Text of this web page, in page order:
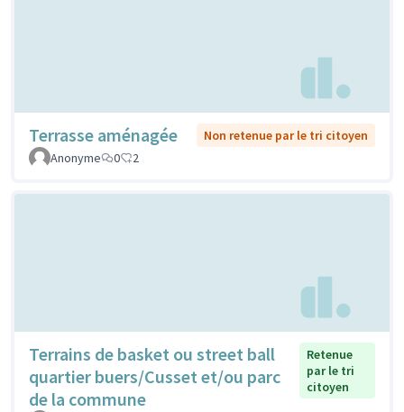
Terrasse aménagée
Non retenue par le tri citoyen
Anonyme
0 2
Terrains de basket ou street ball
quartier buers/Cusset et/ou parc
de la commune
Retenue
par le tri
citoyen